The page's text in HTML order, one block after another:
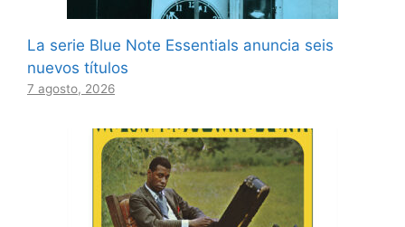
La serie Blue Note Essentials anuncia seis
nuevos títulos
7 agosto, 2026